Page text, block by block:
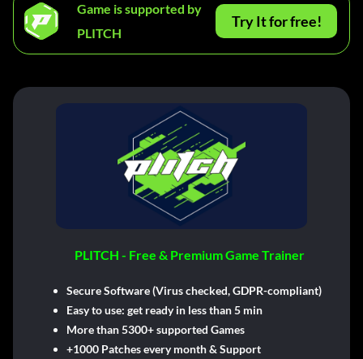
Game is supported by
PLITCH
Try It for free!
PLITCH - Free & Premium Game Trainer
Secure Software (Virus checked, GDPR-compliant)
Easy to use: get ready in less than 5 min
More than 5300+ supported Games
+1000 Patches every month & Support